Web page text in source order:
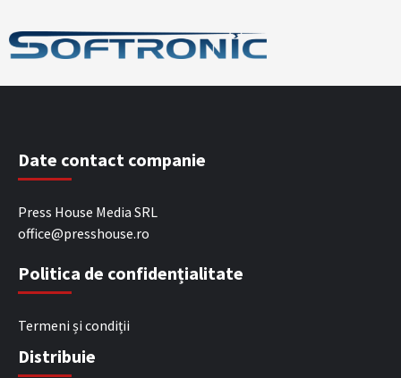
Date contact companie
Press House Media SRL
office@presshouse.ro
Politica de confidențialitate
Termeni și condiții
Distribuie